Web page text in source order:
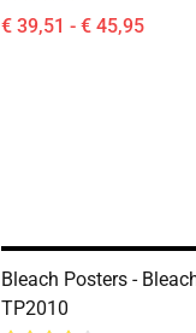
€ 39,51 - € 45,95
Bleach Posters -
TP2010